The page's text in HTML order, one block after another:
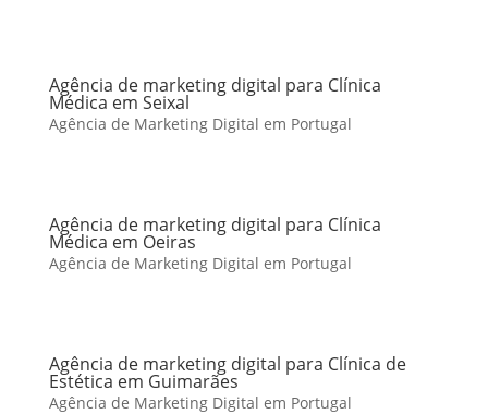
Agência de marketing digital para Clínica
Médica em Seixal
Agência de Marketing Digital em Portugal
Agência de marketing digital para Clínica
Médica em Oeiras
Agência de Marketing Digital em Portugal
Agência de marketing digital para Clínica de
Estética em Guimarães
Agência de Marketing Digital em Portugal